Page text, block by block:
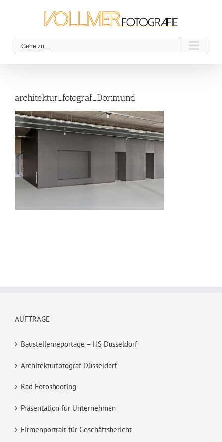
Gehe zu ...
architektur_fotograf_Dortmund
AUFTRÄGE
Baustellenreportage – HS Düsseldorf
Architekturfotograf Düsseldorf
Rad Fotoshooting
Präsentation für Unternehmen
Firmenportrait für Geschäftsbericht